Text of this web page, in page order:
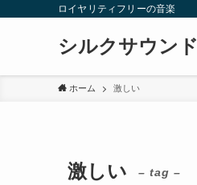
ロイヤリティフリーの音楽
シルクサウンド
ホーム 激しい
激しい – tag –